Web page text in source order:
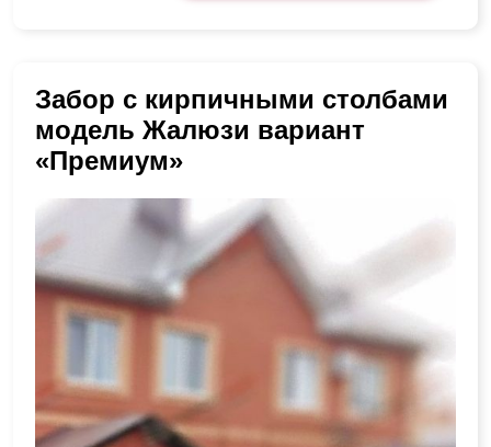
Забор с кирпичными столбами
модель Жалюзи вариант
«Премиум»